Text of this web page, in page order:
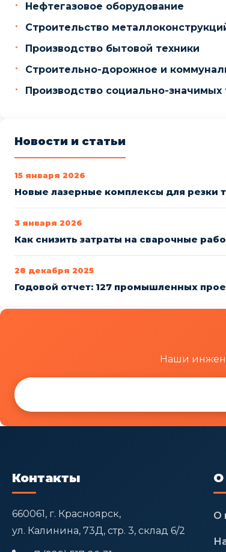
Нефтегазовое оборудование
Строительство
Производство бытовой техники
Строительно-дорожное и
Производство социально-значимых
Новости и статьи
15 января 2026
Новые лазерные комплексы для резки
3 января 2026
Как снизить затраты на сварочные
28 декабря 2025
Годовой отчет: 127 промышленных
Наши
Контакты
660061, г. Красноярск,
ул. Калинина, 73Д, стр. 3, склад 6/2
О
О